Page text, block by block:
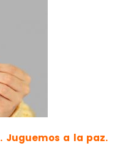
Juguemos a la paz.